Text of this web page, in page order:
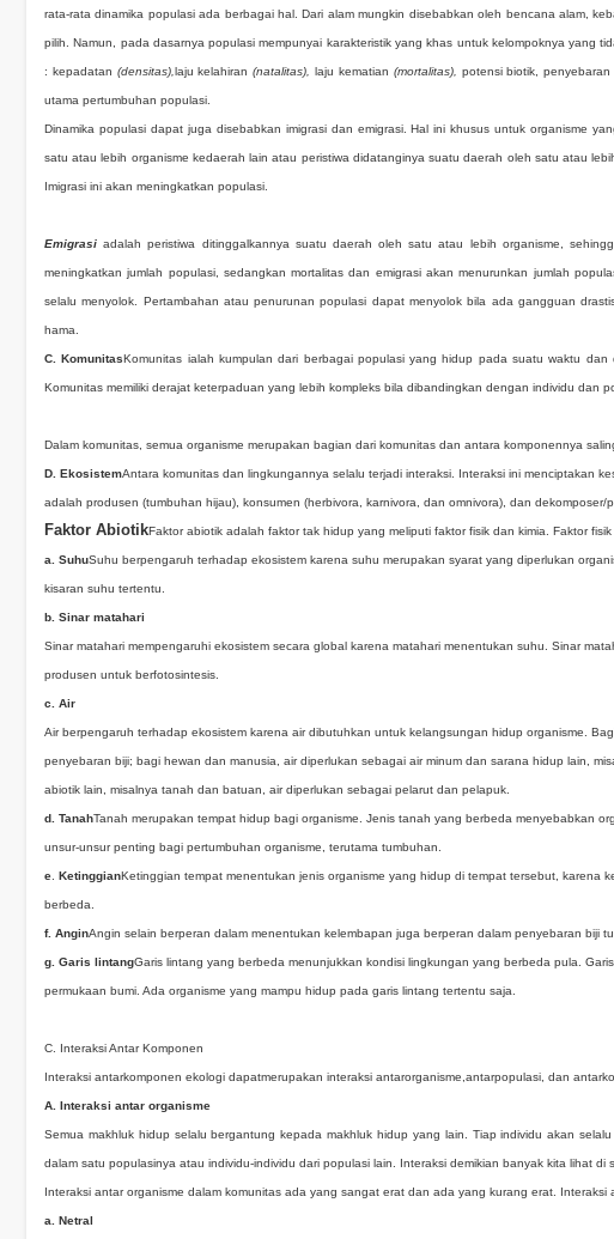
rata-rata dinamika populasi ada berbagai hal. Dari alam mungkin disebabkan oleh bencana alam,
pilih. Namun, pada dasarnya populasi mempunyai karakteristik yang khas untuk kelompoknya yang
: kepadatan (densitas), laju kelahiran(natalitas),laju kematian (mortalitas), potensi biotik,
utama pertumbuhan populasi.
Dinamika populasi dapat juga disebabkan imigrasi dan emigrasi. Hal ini khusus untuk organisme
satu atau lebih organisme kedaerah lain atau peristiwa didatanginya suatu daerah oleh satu atau
Imigrasi ini akan meningkatkan populasi.
Emigrasiadalah peristiwa ditinggalkannya suatu daerah oleh satu atau lebih organisme,
meningkatkan jumlah populasi, sedangkan mortalitas dan emigrasi akan menurunkan jumlah
selalu menyolok. Pertambahan atau penurunan populasi dapat menyolok bila ada gangguan
hama.
C. KomunitasKomunitas ialah kumpulan dari berbagai populasi yang hidup pada suatu waktu
Komunitas memiliki derajat keterpaduan yang lebih kompleks bila dibandingkan dengan individu dan
Dalam komunitas, semua organisme merupakan bagian dari komunitas dan antara komponennya
D. EkosistemAntara komunitas dan lingkungannya selalu terjadi interaksi. Interaksi ini menciptakan
adalah produsen (tumbuhan hijau), konsumen (herbivora, karnivora, dan omnivora), dan dekomposer/
Faktor AbiotikFaktor abiotik adalah faktor tak hidup yang meliputi faktor fisik dan kimia. Faktor
a. SuhuSuhu berpengaruh terhadap ekosistem karena suhu merupakan syarat yang diperlukan
kisaran suhu tertentu.
b. Sinar matahari
Sinar matahari mempengaruhi ekosistem secara global karena matahari menentukan suhu. Sinar
produsen untuk berfotosintesis.
c. Air
Air berpengaruh terhadap ekosistem karena air dibutuhkan untuk kelangsungan hidup organisme.
penyebaran biji; bagi hewan dan manusia, air diperlukan sebagai air minum dan sarana hidup lain,
abiotik lain, misalnya tanah dan batuan, air diperlukan sebagai pelarut dan pelapuk.
d. TanahTanah merupakan tempat hidup bagi organisme. Jenis tanah yang berbeda menyebabkan
unsur-unsur penting bagi pertumbuhan organisme, terutama tumbuhan.
e KetinggianKetinggian tempat menentukan jenis organisme yang hidup di tempat tersebut, karena
berbeda.
f. AnginAngin selain berperan dalam menentukan kelembapan juga berperan dalam penyebaran biji
g. Garis lintangGaris lintang yang berbeda menunjukkan kondisi lingkungan yang berbeda pula.
permukaan bumi. Ada organisme yang mampu hidup pada garis lintang tertentu saja.
C. Interaksi Antar Komponen
Interaksi antarkomponen ekologi dapatmerupakan interaksi antarorganisme,antarpopulasi, dan
A. Interaksi antar organisme
Semua makhluk hidup selalu bergantung kepada makhluk hidup yang lain. Tiap individu akan
dalam satu populasinya atau individu-individu dari populasi lain. Interaksi demikian banyak kita lihat di
Interaksi antar organisme dalam komunitas ada yang sangat erat dan ada yang kurang erat. Interaksi
a. Netral